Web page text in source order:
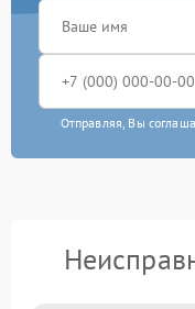
Отправляя, Вы